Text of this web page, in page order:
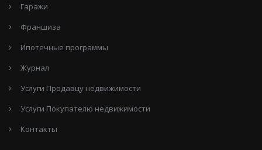
Гаражи
Франшиза
Ипотечные программы
Журнал
Услуги Продавцу недвижимости
Услуги Покупателю недвижимости
Контакты